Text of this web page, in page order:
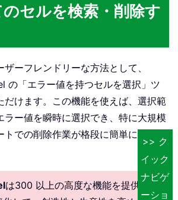
>> ク
イック
ナビゲ
ーショ
セルを検索・削除す
ーフレンドリーな方法として、
の「エラー値を持つセルを選択」ツ
だけます。この機能を使えば、選択範
ラー値を瞬時に選択でき、特に大規模
トでの削除作業が格段に簡単になりま
は300 以上の高度な機能を提供し、